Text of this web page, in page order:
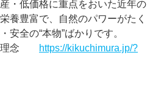
・低価格に重点をおいた近年の
養豊富で、自然のパワーがたく
安全の“本物”ばかりです。
理念
https://kikuchimura.jp/?